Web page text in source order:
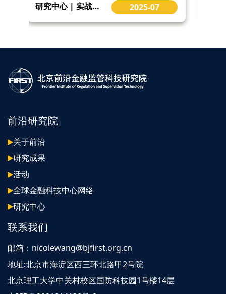
研究中心丨中国民营企业国际化研究中心月刊第十四期 CCM Monthly Issue 14 2025-07
前沿研究院
关于前沿
研究成果
活动
全球金融科技中心网络
研究中心
联系我们
邮箱：nicolewang@bjfirst.org.cn
地址:北京市海淀区西三环北路甲2号院
北京理工大学中关村校区国防科技园1号楼14层